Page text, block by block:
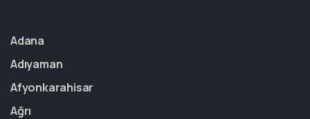
Adana
Adıyaman
Afyonkarahisar
Ağrı